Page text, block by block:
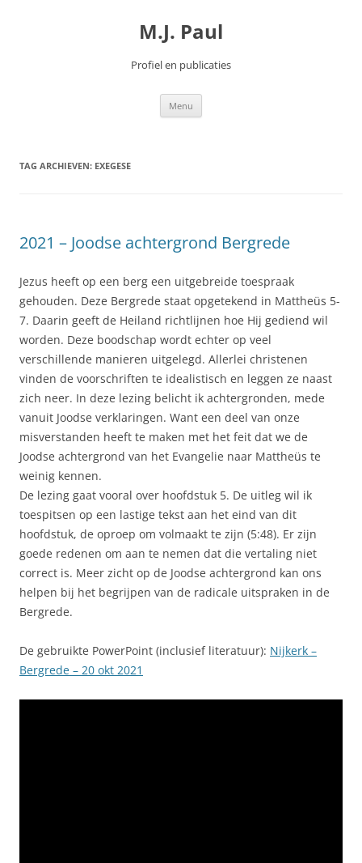
M.J. Paul
Profiel en publicaties
Menu
TAG ARCHIEVEN: EXEGESE
2021 – Joodse achtergrond Bergrede
Jezus heeft op een berg een uitgebreide toespraak
gehouden. Deze Bergrede staat opgetekend in Mattheüs 5-
7. Daarin geeft de Heiland richtlijnen hoe Hij gediend wil
worden. Deze boodschap wordt echter op veel
verschillende manieren uitgelegd. Allerlei christenen
vinden de voorschriften te idealistisch en leggen ze naast
zich neer. In deze lezing belicht ik achtergronden, mede
vanuit Joodse verklaringen. Want een deel van onze
misverstanden heeft te maken met het feit dat we de
Joodse achtergrond van het Evangelie naar Mattheüs te
weinig kennen.
De lezing gaat vooral over hoofdstuk 5. De uitleg wil ik
toespitsen op een lastige tekst aan het eind van dit
hoofdstuk, de oproep om volmaakt te zijn (5:48). Er zijn
goede redenen om aan te nemen dat die vertaling niet
correct is. Meer zicht op de Joodse achtergrond kan ons
helpen bij het begrijpen van de radicale uitspraken in de
Bergrede.
De gebruikte PowerPoint (inclusief literatuur): Nijkerk –
Bergrede – 20 okt 2021